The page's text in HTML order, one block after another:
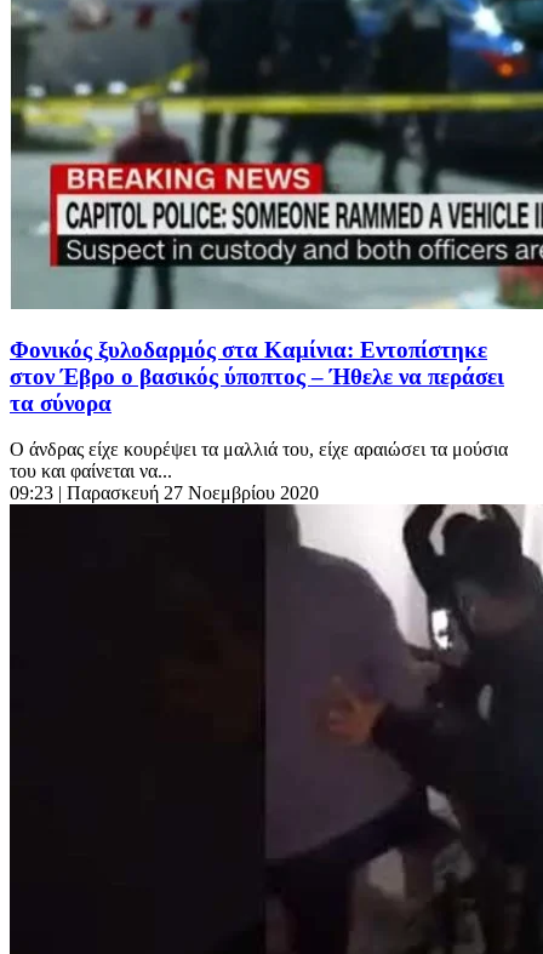
Φονικός ξυλοδαρμός στα Καμίνια: Εντοπίστηκε
στον Έβρο ο βασικός ύποπτος – Ήθελε να περάσει
τα σύνορα
Ο άνδρας είχε κουρέψει τα μαλλιά του, είχε αραιώσει τα μούσια
του και φαίνεται να...
09:23 | Παρασκευή 27 Νοεμβρίου 2020